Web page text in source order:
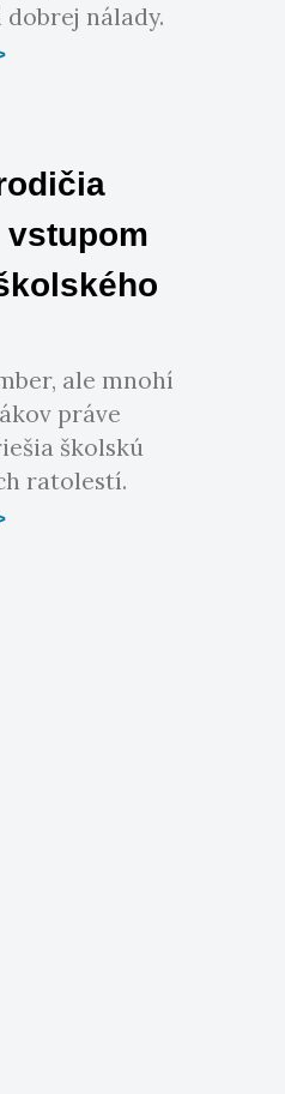
nálady.
ale mnohí
práve
školskú
ratolestí.